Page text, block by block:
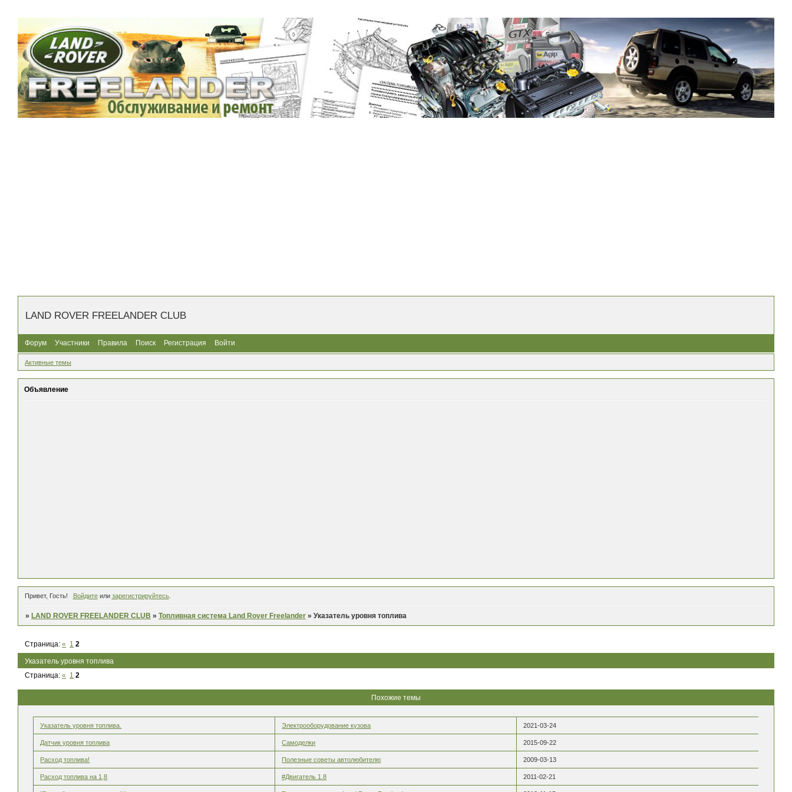
LAND ROVER FREELANDER CLUB
Форум Участники Правила Поиск Регистрация Войти
Активные темы
Объявление
Привет, Гость! Войдитеили зарегистрируйтесь.
»LAND ROVER FREELANDER CLUB »Топливная система Land Rover Freelander »Указатель уровня топлива
Указатель уровня топлива
Страница:« 1 2
Страница:« 1 2
Похожие темы
Указатель уровня топлива. Электрооборудование кузова 2021-03-24
Датчик уровня топлива Самоделки 2015-09-22
Расход топлива! Полезные советы автолюбителю 2009-03-13
Расход топлива на 1,8 #Двигатель 1.8 2011-02-21